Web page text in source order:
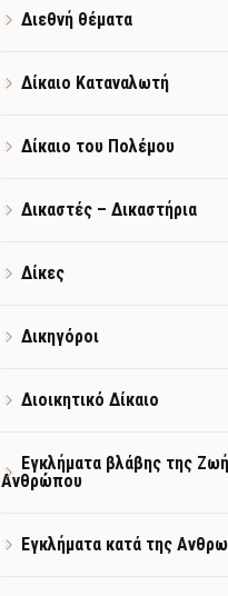
Διεθνή θέματα
Δίκαιο Καταναλωτή
Δίκαιο του Πολέμου
Δικαστές – Δικαστήρια
Δίκες
Δικηγόροι
Διοικητικό Δίκαιο
Εγκλήματα βλάβης της
Ανθρώπου
Εγκλήματα κατά της